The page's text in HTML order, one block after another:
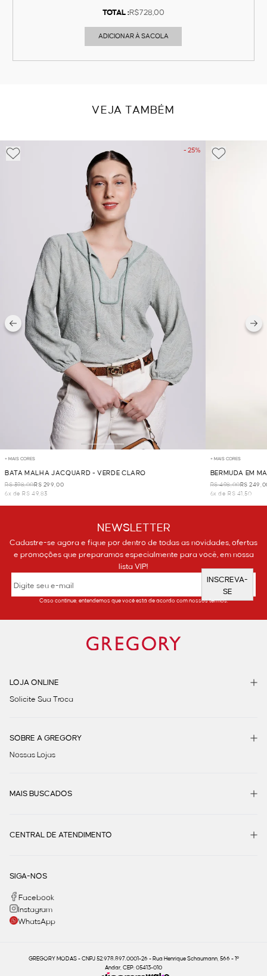
TOTAL :R$728,00
ADICIONAR À SACOLA
VEJA TAMBÉM
- 25%
+ MAIS CORES
BATA MALHA JACQUARD - VERDE CLARO
R$ 398,00R$ 299,00
6x de R$ 49,83
+ MAIS CORES
BERMUDA EM
R$ 498,00R$
6x de R$ 41,50
NEWSLETTER
Cadastre-se agora e fique por dentro de todas as novidades, ofertas
e promoções que preparamos especialmente para você, em nossa
lista VIP!
INSCREVA-
SE
Caso continue, entendemos que você está de acordo com nossos termos.
LOJA ONLINE
Solicite Sua Troca
SOBRE A GREGORY
Nossas Lojas
MAIS BUSCADOS
CENTRAL DE ATENDIMENTO
SIGA-NOS
Facebook
Instagram
WhatsApp
GREGORY MODAS - CNPJ 52.978.897.0001-26 - Rua Henrique Schaumann, 566 - 1º
Andar, CEP: 05413-010